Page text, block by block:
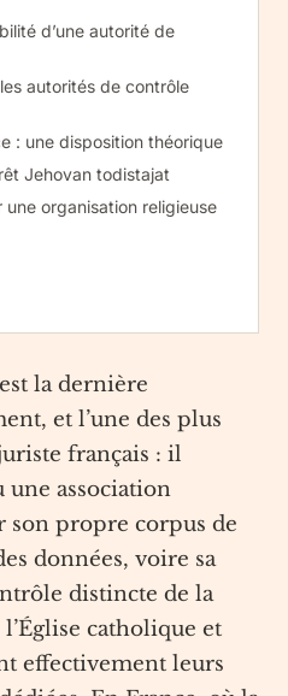
d’une autorité de
autorités de contrôle
: une disposition théorique
Jehovan todistajat
une organisation religieuse
la dernière
et l’une des plus
français : il
une association
son propre corpus de
données, voire sa
distincte de la
catholique et
effectivement leurs